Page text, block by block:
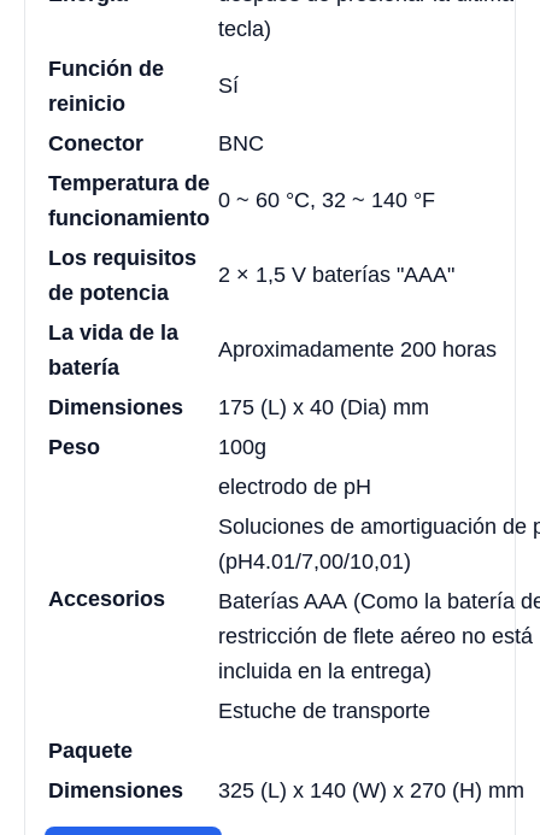
tecla)
Función de
reinicio
Sí
Conector
BNC
Temperatura de
funcionamiento
0 ~ 60 °C, 32 ~ 140 °F
Los requisitos
de potencia
2 × 1,5 V baterías "AAA"
La vida de la
batería
Aproximadamente 200 horas
Dimensiones
175 (L) x 40 (Dia) mm
Peso
100g
Accesorios
electrodo de pH
Soluciones de amortiguación de
(pH4.01/7,00/10,01)
Baterías AAA (Como la batería
restricción de flete aéreo no está
incluida en la entrega)
Estuche de transporte
Paquete
Dimensiones
325 (L) x 140 (W) x 270 (H) mm